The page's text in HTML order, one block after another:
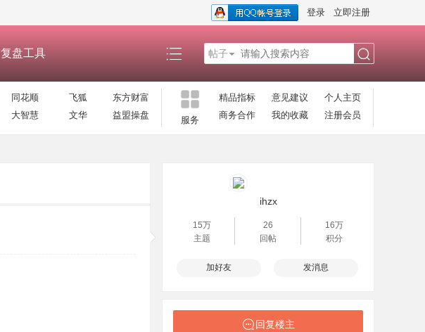
登录 立即注册
复盘工具 帖子
同花顺 飞狐
东方财富
大智慧
文华 益盟操盘 服务
精品指标 意见建议
个人主页
商务合作
我的收藏 注册会员
ihzx
15万
主题
26
回帖
16万
积分
加好友 发消息
回复楼主